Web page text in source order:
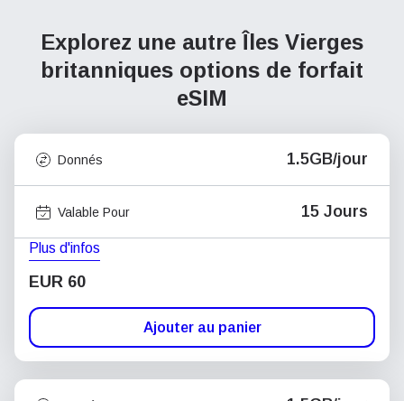
Explorez une autre Îles Vierges
britanniques options de forfait
eSIM
Donnés 1.5GB/jour
Valable Pour 15 Jours
Plus d'infos
EUR 60
Ajouter au panier